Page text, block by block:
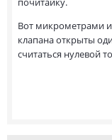
Вот микрометрами
клапана открыты
считаться нулевой